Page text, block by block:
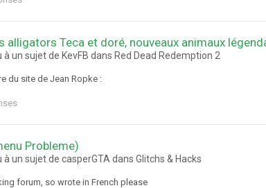
alligators Teca et doré, nouveaux animaux
un sujet de KevFB dans Red Dead Redemption 2
du site de Jean Ropke :
Probleme)
un sujet de casperGTA dans Glitchs & Hacks
forum, so wrote in French please